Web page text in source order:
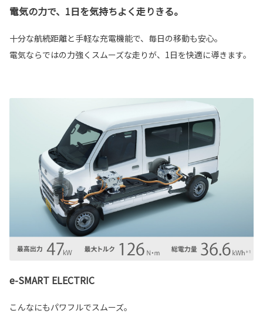
電気の力で、1日を気持ちよく走りきる。
十分な航続距離と手軽な充電機能で、毎日の移動も安心。
電気ならではの力強くスムーズな走りが、1日を快適に導きます。
e-SMART ELECTRIC
こんなにもパワフルでスムーズ。